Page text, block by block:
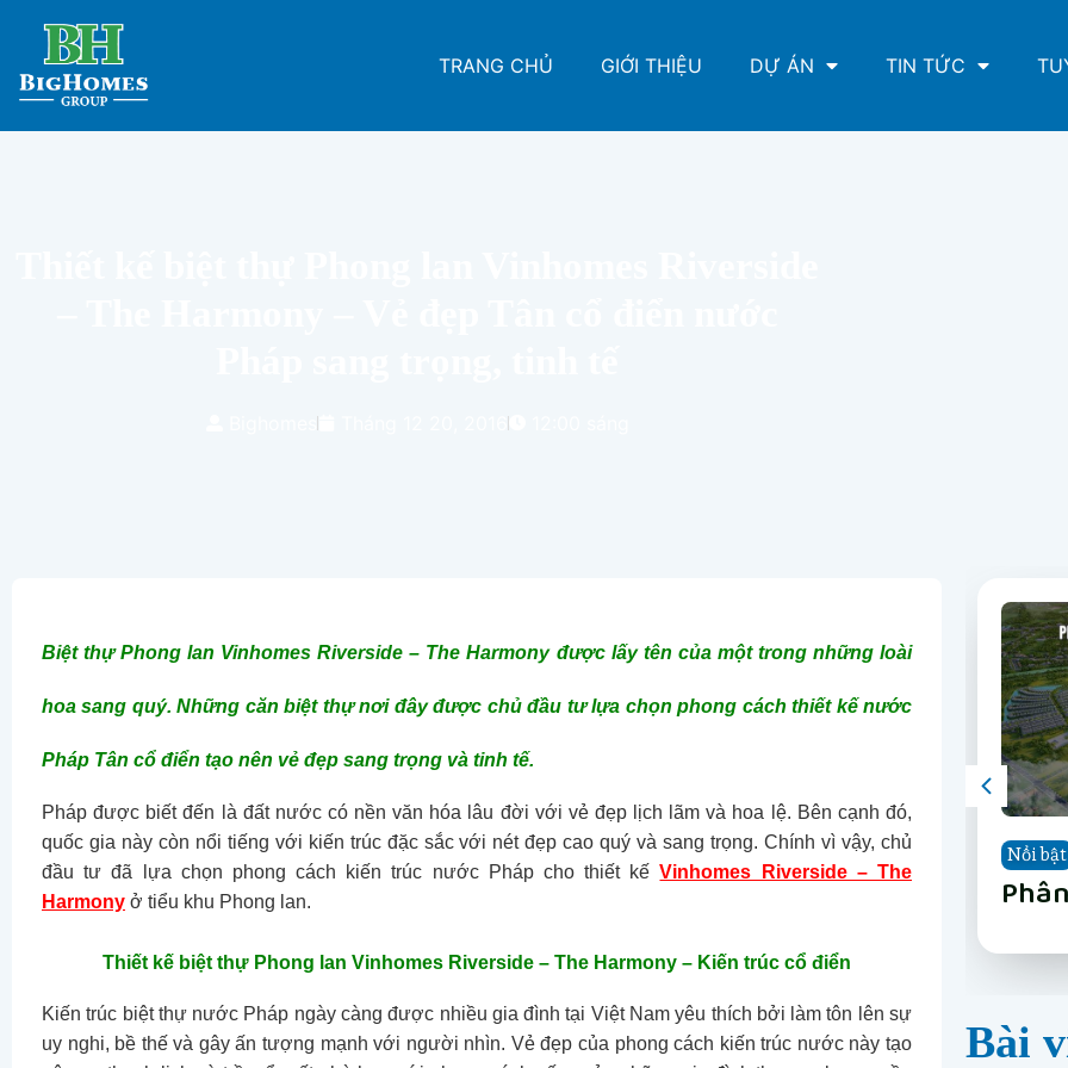
TRANG CHỦ GIỚI THIỆU DỰ ÁN TIN TỨC
Biệt thự Phong lan Vinhomes Riverside – The Harmony được lấy tên của một trong những loài
hoa sang quý. Những căn biệt thự nơi đây được chủ đầu tư lựa chọn phong cách thiết kế nước
Pháp Tân cổ điển tạo nên vẻ đẹp sang trọng và tinh tế.
Pháp được biết đến là đất nước có nền văn hóa lâu đời với vẻ đẹp lịch lãm và hoa lệ. Bên cạnh đó,
quốc gia này còn nổi tiếng với kiến trúc đặc sắc với nét đẹp cao quý và sang trọng. Chính vì vậy, chủ
đầu tư đã lựa chọn phong cách kiến trúc nước Pháp cho thiết kếVinhomes Riverside – The
Harmony ở tiểu khu Phong lan.
Thiết kế biệt thự Phong lan Vinhomes Riverside – The Harmony – Kiến trúc cổ điển
Kiến trúc biệt thự nước Pháp ngày càng được nhiều gia đình tại Việt Nam yêu thích bởi làm tôn lên sự
uy nghi, bề thế và gây ấn tượng mạnh với người nhìn. Vẻ đẹp của phong cách kiến trúc nước này tạo
Nổi bật
Nổi bật
The
Nổi bật
Nổi bật
Nổi bật
Nổi bật
Nổi bật
Nổi bật
The
Bài